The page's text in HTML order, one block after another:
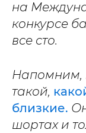
на
конкурсе
все сто.
Напомним,
такой,
близкие.
шортах и